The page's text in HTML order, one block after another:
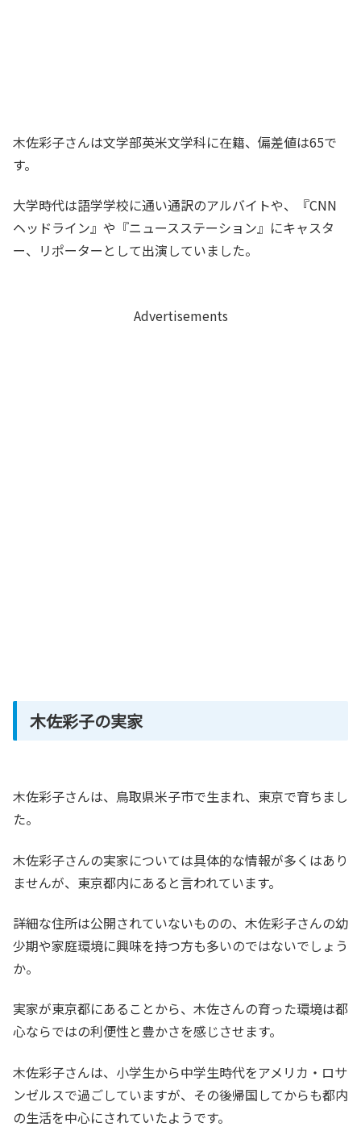
木佐彩子さんは文学部英米文学科に在籍、偏差値は65で
す。
大学時代は語学学校に通い通訳のアルバイトや、『CNN
ヘッドライン』や『ニュースステーション』にキャスタ
ー、リポーターとして出演していました。
Advertisements
木佐彩子の実家
木佐彩子さんは、鳥取県米子市で生まれ、東京で育ちまし
た。
木佐彩子さんの実家については具体的な情報が多くはあり
ませんが、東京都内にあると言われています。
詳細な住所は公開されていないものの、木佐彩子さんの幼
少期や家庭環境に興味を持つ方も多いのではないでしょう
か。
実家が東京都にあることから、木佐さんの育った環境は都
心ならではの利便性と豊かさを感じさせます。
木佐彩子さんは、小学生から中学生時代をアメリカ・ロサ
ンゼルスで過ごしていますが、その後帰国してからも都内
の生活を中心にされていたようです。